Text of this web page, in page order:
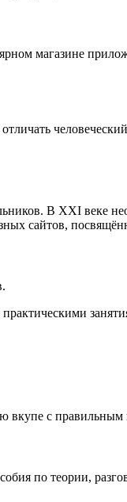
магазине
В XXI веке
сайтов,
вкупе с
по теории,